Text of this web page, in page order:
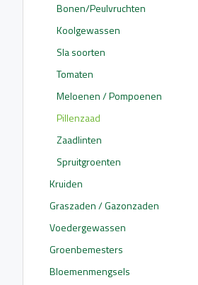
Bonen/Peulvruchten
Koolgewassen
Sla soorten
Tomaten
Meloenen / Pompoenen
Pillenzaad
Zaadlinten
Spruitgroenten
Kruiden
Graszaden / Gazonzaden
Voedergewassen
Groenbemesters
Bloemenmengsels